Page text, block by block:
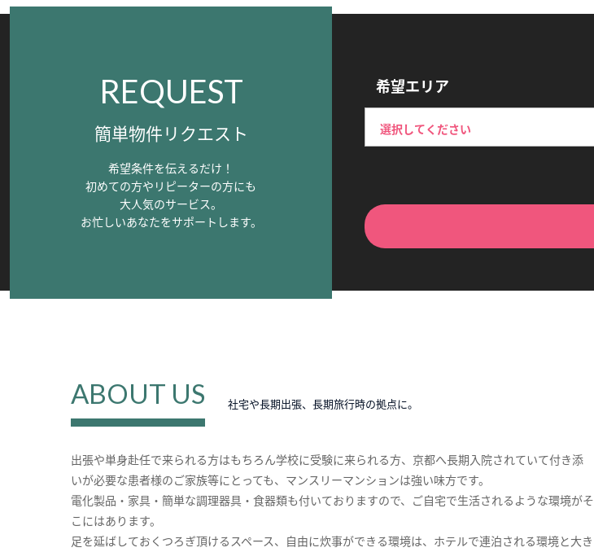
REQUEST
簡単物件リクエスト
希望条件を伝えるだけ！
初めての方やリピーターの方にも
大人気のサービス。
お忙しいあなたをサポートします。
希望エリア
ABOUT US 社宅や長期出張、長期旅行時の拠点に。
出張や単身赴任で来られる方はもちろん学校に受験に来られる方、京都へ長期入院されていて付き添
いが必要な患者様のご家族等にとっても、マンスリーマンションは強い味方です。
電化製品・家具・簡単な調理器具・食器類も付いておりますので、ご自宅で生活されるような環境がそ
こにはあります。
足を延ばしておくつろぎ頂けるスペース、自由に炊事ができる環境は、ホテルで連泊される環境と大き